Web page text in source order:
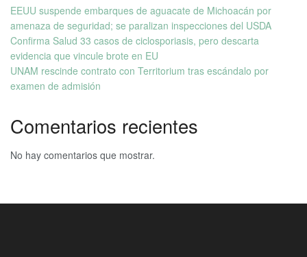
EEUU suspende embarques de aguacate de Michoacán por
amenaza de seguridad; se paralizan inspecciones del USDA
Confirma Salud 33 casos de ciclosporiasis, pero descarta
evidencia que vincule brote en EU
UNAM rescinde contrato con Territorium tras escándalo por
examen de admisión
Comentarios recientes
No hay comentarios que mostrar.